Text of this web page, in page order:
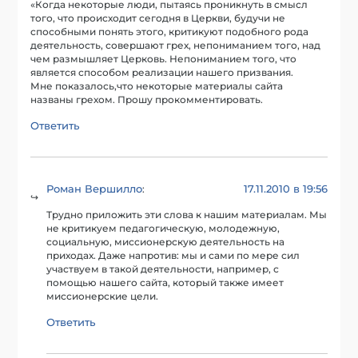
«Когда некоторые люди, пытаясь проникнуть в смысл
того, что происходит сегодня в Церкви, будучи не
способными понять этого, критикуют подобного рода
деятельность, совершают грех, непониманием того, над
чем размышляет Церковь. Непониманием того, что
является способом реализации нашего призвания.
Мне показалось,что некоторые материалы сайта
названы грехом. Прошу прокомментировать.
Ответить
Роман Вершилло: 17.11.2010 в 19:56
Трудно приложить эти слова к нашим материалам. Мы
не критикуем педагогическую, молодежную,
социальную, миссионерскую деятельность на
приходах. Даже напротив: мы и сами по мере сил
участвуем в такой деятельности, например, с
помощью нашего сайта, который также имеет
миссионерские цели.
Ответить